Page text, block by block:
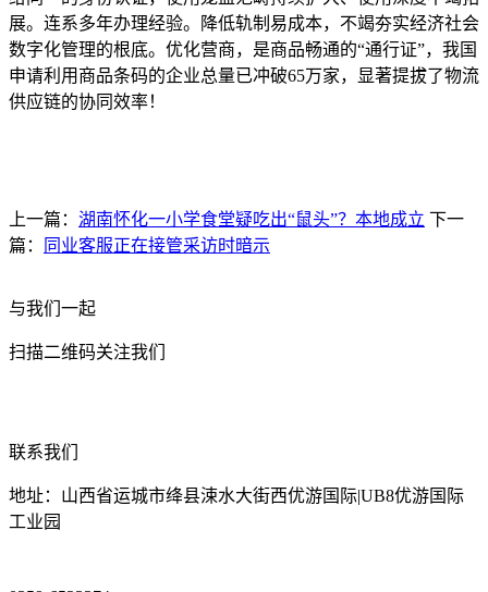
展。连系多年办理经验。降低轨制易成本，不竭夯实经济社会
数字化管理的根底。优化营商，是商品畅通的“通行证”，我国
申请利用商品条码的企业总量已冲破65万家，显著提拔了物流
供应链的协同效率！
上一篇： 湖南怀化一小学食堂疑吃出“鼠头”？本地成立 下一
篇：
同业客服正在接管采访时暗示
与我们一起
扫描二维码关注我们
联系我们
地址：山西省运城市绛县涑水大街西优游国际|UB8优游国际
工业园